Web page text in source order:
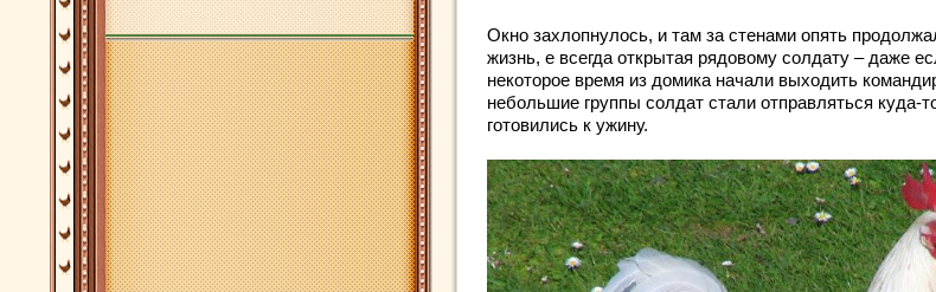
Окно захлопнулось, и там за стенами опять
жизнь, е всегда открытая рядовому солдату – даже
некоторое время из домика начали выходить
небольшие группы солдат стали отправляться куда-
готовились к ужину.